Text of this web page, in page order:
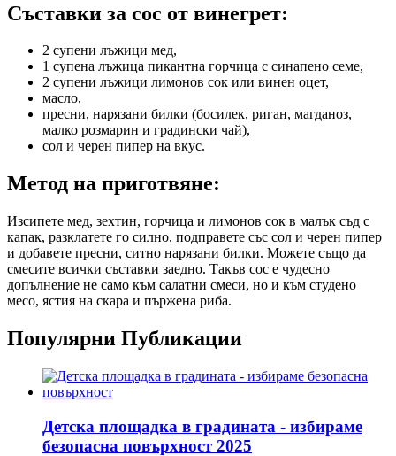
Съставки за сос от винегрет:
2 супени лъжици мед,
1 супена лъжица пикантна горчица с синапено семе,
2 супени лъжици лимонов сок или винен оцет,
масло,
пресни, нарязани билки (босилек, риган, магданоз,
малко розмарин и градински чай),
сол и черен пипер на вкус.
Метод на приготвяне:
Изсипете мед, зехтин, горчица и лимонов сок в малък съд с
капак, разклатете го силно, подправете със сол и черен пипер
и добавете пресни, ситно нарязани билки. Можете също да
смесите всички съставки заедно. Такъв сос е чудесно
допълнение не само към салатни смеси, но и към студено
месо, ястия на скара и пържена риба.
Популярни Публикации
Детска площадка в градината - избираме
безопасна повърхност 2025